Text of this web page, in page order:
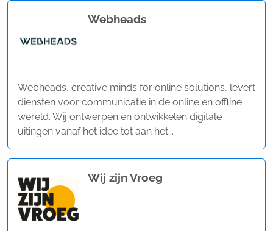
Webheads
Webheads, creative minds for online solutions, levert
diensten voor communicatie in de online en offline
wereld. Wij ontwerpen en ontwikkelen digitale
uitingen vanaf het idee tot aan het...
Wij zijn Vroeg